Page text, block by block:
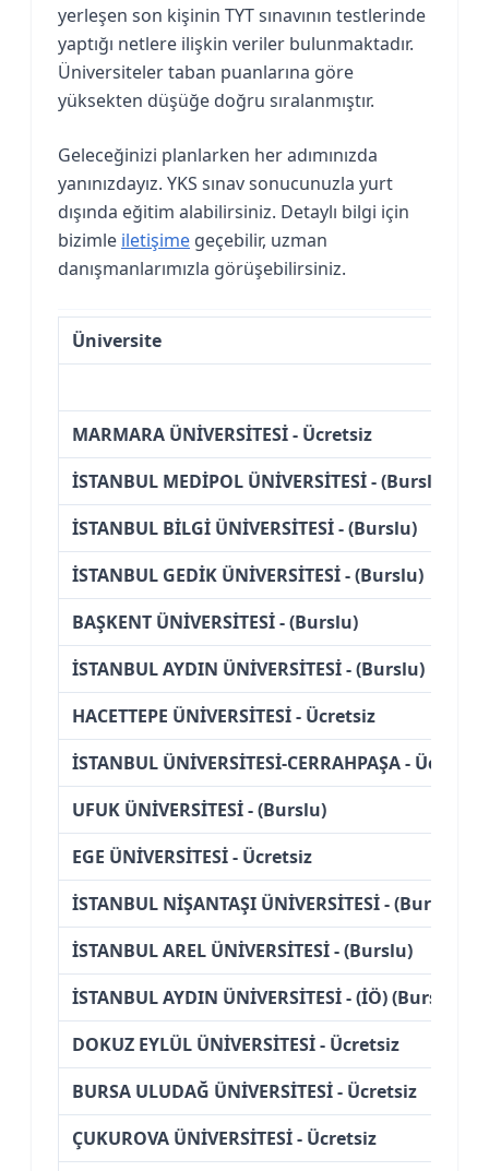
yerleşen son kişinin TYT sınavının testlerinde
yaptığı netlere ilişkin veriler bulunmaktadır.
Üniversiteler taban puanlarına göre
yüksekten düşüğe doğru sıralanmıştır.
Geleceğinizi planlarken her adımınızda
yanınızdayız. YKS sınav sonucunuzla yurt
dışında eğitim alabilirsiniz. Detaylı bilgi için
bizimle iletişime geçebilir, uzman
danışmanlarımızla görüşebilirsiniz.
Üniversite
MARMARA ÜNİVERSİTESİ - Ücretsiz
İSTANBUL MEDİPOL ÜNİVERSİTESİ - (Burslu)
İSTANBUL BİLGİ ÜNİVERSİTESİ - (Burslu)
İSTANBUL GEDİK ÜNİVERSİTESİ - (Burslu)
BAŞKENT ÜNİVERSİTESİ - (Burslu)
İSTANBUL AYDIN ÜNİVERSİTESİ - (Burslu)
HACETTEPE ÜNİVERSİTESİ - Ücretsiz
İSTANBUL ÜNİVERSİTESİ-CERRAHPAŞA - Ücretsiz
UFUK ÜNİVERSİTESİ - (Burslu)
EGE ÜNİVERSİTESİ - Ücretsiz
İSTANBUL NİŞANTAŞI ÜNİVERSİTESİ - (Burslu)
İSTANBUL AREL ÜNİVERSİTESİ - (Burslu)
İSTANBUL AYDIN ÜNİVERSİTESİ - (İÖ) (Burslu)
DOKUZ EYLÜL ÜNİVERSİTESİ - Ücretsiz
BURSA ULUDAĞ ÜNİVERSİTESİ - Ücretsiz
ÇUKUROVA ÜNİVERSİTESİ - Ücretsiz